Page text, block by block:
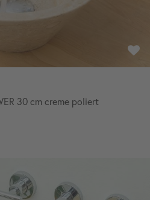
30 cm creme poliert